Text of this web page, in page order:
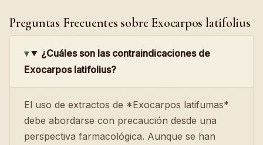
Preguntas Frecuentes sobre Exocarpos latifolius
¿Cuáles son las contraindicaciones de
Exocarpos latifolius?
El uso de extractos de *Exocarpos latifumas*
debe abordarse con precaución desde una
perspectiva farmacológica. Aunque se han